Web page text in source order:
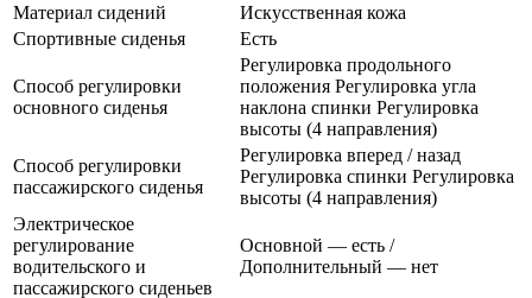
Материал сидений
Искусственная кожа
Спортивные сиденья
Есть
Способ регулировки
основного сиденья
Регулировка продольного
положения Регулировка угла
наклона спинки Регулировка
высоты (4 направления)
Способ регулировки
пассажирского сиденья
Регулировка вперед / назад
Регулировка спинки Регулировка
высоты (4 направления)
Электрическое
регулирование
водительского и
пассажирского сиденьев
Основной — есть /
Дополнительный — нет